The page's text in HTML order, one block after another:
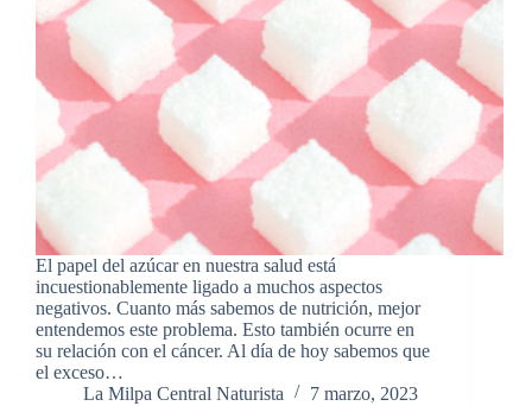
El papel del azúcar en nuestra salud está
incuestionablemente ligado a muchos aspectos
negativos. Cuanto más sabemos de nutrición, mejor
entendemos este problema. Esto también ocurre en
su relación con el cáncer. Al día de hoy sabemos que
el exceso…
La Milpa Central Naturista
7 marzo, 2023